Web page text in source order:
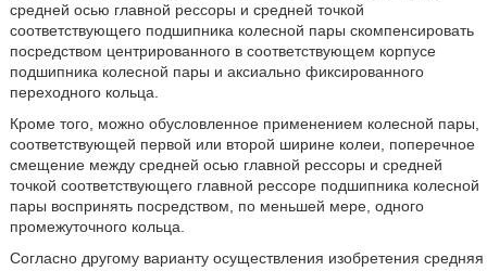
средней осью главной рессоры и средней точкой
соответствующего подшипника колесной пары скомпенсировать
посредством центрированного в соответствующем корпусе
подшипника колесной пары и аксиально фиксированного
переходного кольца.
Кроме того, можно обусловленное применением колесной пары,
соответствующей первой или второй ширине колеи, поперечное
смещение между средней осью главной рессоры и средней
точкой соответствующего главной рессоре подшипника колесной
пары воспринять посредством, по меньшей мере, одного
промежуточного кольца.
Согласно другому варианту осуществления изобретения средняя